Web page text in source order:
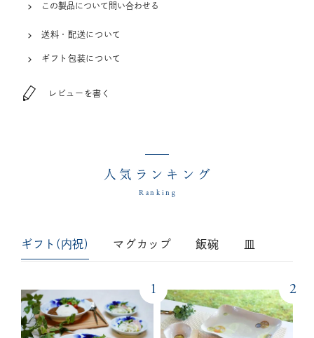
この製品について問い合わせる
送料・配送について
ギフト包装について
レビューを書く
人気ランキング
Ranking
ギフト(内祝) マグカップ 飯碗 皿
1 2